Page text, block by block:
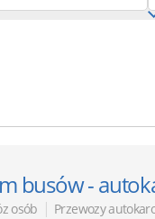
busów -
osób | Przewozy